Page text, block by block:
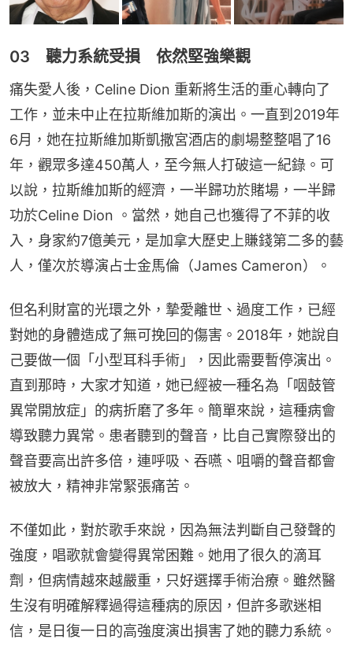
03 聽力系統受損 依然堅強樂觀
痛失愛人後，Celine Dion 重新將生活的重心轉向了
工作，並未中止在拉斯維加斯的演出。一直到2019年
6月，她在拉斯維加斯凱撒宮酒店的劇場整整唱了16
年，觀眾多達450萬人，至今無人打破這一紀錄。可
以說，拉斯維加斯的經濟，一半歸功於賭場，一半歸
功於Celine Dion 。當然，她自己也獲得了不菲的收
入，身家約7億美元，是加拿大歷史上賺錢第二多的藝
人，僅次於導演占士金馬倫（James Cameron）。
但名利財富的光環之外，摯愛離世、過度工作，已經
對她的身體造成了無可挽回的傷害。2018年，她說自
己要做一個「小型耳科手術」，因此需要暫停演出。
直到那時，大家才知道，她已經被一種名為「咽鼓管
異常開放症」的病折磨了多年。簡單來說，這種病會
導致聽力異常。患者聽到的聲音，比自己實際發出的
聲音要高出許多倍，連呼吸、吞嚥、咀嚼的聲音都會
被放大，精神非常緊張痛苦。
不僅如此，對於歌手來說，因為無法判斷自己發聲的
強度，唱歌就會變得異常困難。她用了很久的滴耳
劑，但病情越來越嚴重，只好選擇手術治療。雖然醫
生沒有明確解釋過得這種病的原因，但許多歌迷相
信，是日復一日的高強度演出損害了她的聽力系統。